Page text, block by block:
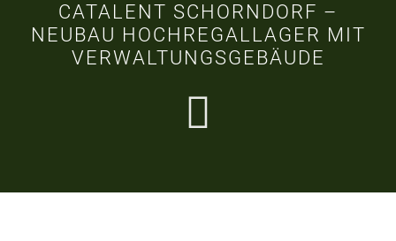
CATALENT SCHORNDORF –
NEUBAU HOCHREGALLAGER MIT
VERWALTUNGSGEBÄUDE